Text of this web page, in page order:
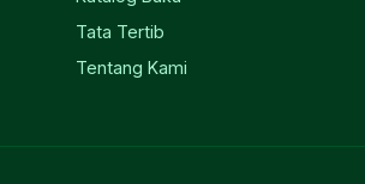
Tata Tertib
Tentang Kami